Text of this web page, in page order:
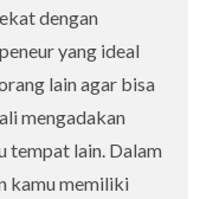
dengan
yang ideal
lain agar bisa
mengadakan
tempat lain. Dalam
kamu memiliki